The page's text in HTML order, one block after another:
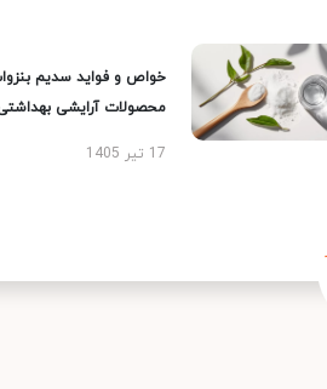
خواص و فواید سدیم
محصولات آرایشی بهداشتی
17 تیر 1405